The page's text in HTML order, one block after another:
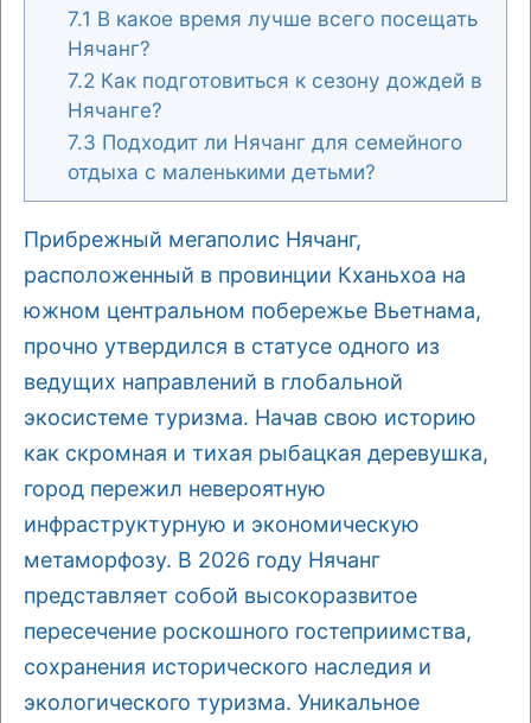
7.1 В какое время лучше всего посещать
Нячанг?
7.2 Как подготовиться к сезону дождей в
Нячанге?
7.3 Подходит ли Нячанг для семейного
отдыха с маленькими детьми?
Прибрежный мегаполис Нячанг,
расположенный в провинции Кханьхоа на
южном центральном побережье Вьетнама,
прочно утвердился в статусе одного из
ведущих направлений в глобальной
экосистеме туризма. Начав свою историю
как скромная и тихая рыбацкая деревушка,
город пережил невероятную
инфраструктурную и экономическую
метаморфозу. В 2026 году Нячанг
представляет собой высокоразвитое
пересечение роскошного гостеприимства,
сохранения исторического наследия и
экологического туризма. Уникальное